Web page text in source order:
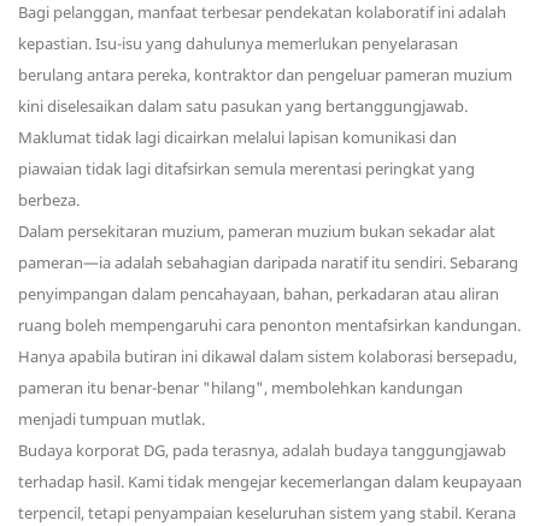
Bagi pelanggan, manfaat terbesar pendekatan kolaboratif ini adalah
kepastian. Isu-isu yang dahulunya memerlukan penyelarasan
berulang antara pereka, kontraktor dan pengeluar pameran muzium
kini diselesaikan dalam satu pasukan yang bertanggungjawab.
Maklumat tidak lagi dicairkan melalui lapisan komunikasi dan
piawaian tidak lagi ditafsirkan semula merentasi peringkat yang
berbeza.
Dalam persekitaran muzium, pameran muzium bukan sekadar alat
pameran—ia adalah sebahagian daripada naratif itu sendiri. Sebarang
penyimpangan dalam pencahayaan, bahan, perkadaran atau aliran
ruang boleh mempengaruhi cara penonton mentafsirkan kandungan.
Hanya apabila butiran ini dikawal dalam sistem kolaborasi bersepadu,
pameran itu benar-benar "hilang", membolehkan kandungan
menjadi tumpuan mutlak.
Budaya korporat DG, pada terasnya, adalah budaya tanggungjawab
terhadap hasil. Kami tidak mengejar kecemerlangan dalam keupayaan
terpencil, tetapi penyampaian keseluruhan sistem yang stabil. Kerana